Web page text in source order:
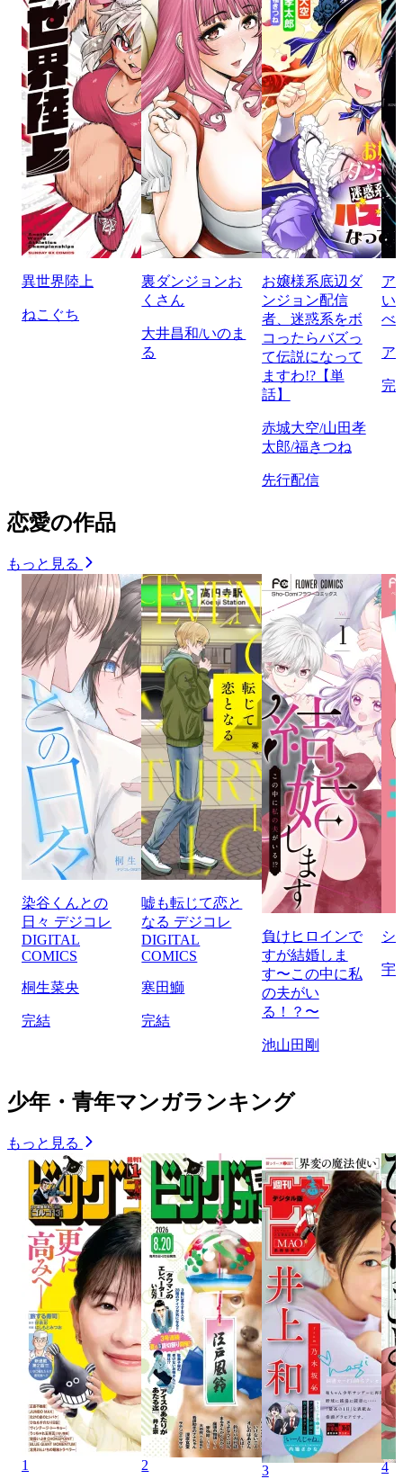
異世界陸上
ねこぐち
裏ダンジョンお
くさん
大井昌和/いのま
る
お嬢様系底辺ダ
ンジョン配信
者、迷惑系をボ
コったらバズっ
て伝説になって
ますわ!?【単
話】
赤城大空/山田孝
太郎/福きつね
先行配信
ア
い
べ
ア
完
恋愛の作品
もっと見る
染谷くんとの
日々 デジコレ
DIGITAL
COMICS
桐生菜央
完結
嘘も転じて恋と
なる デジコレ
DIGITAL
COMICS
寒田鰤
完結
負けヒロインで
すが結婚しま
す〜この中に私
の夫がい
る！？〜
池山田剛
シ
宇
少年・青年マンガランキング
もっと見る
1 2 3 4